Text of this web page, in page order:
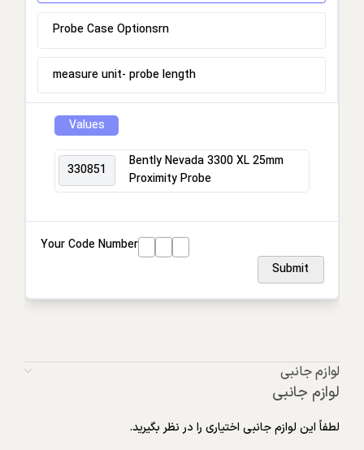
Probe Case Optionsrn
measure unit- probe length
Values
330851
Bently Nevada 3300 XL 25mm
Proximity Probe
Your Code Number
Submit
لوازم جانبی
لوازم جانبی
لطفاً این لوازم جانبی اختیاری را در نظر بگیرید.